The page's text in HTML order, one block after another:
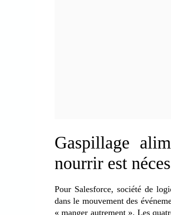
Gaspillage
nourrir est
Pour Salesforce, société de
dans le mouvement des
« manger autrement ». Les